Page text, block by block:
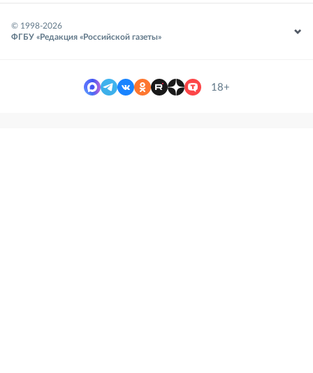
© 1998-2026
ФГБУ «Редакция «Российской газеты»
18+